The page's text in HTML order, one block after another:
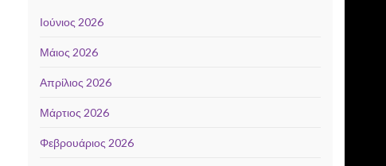
Ιούνιος 2026
Μάιος 2026
Απρίλιος 2026
Μάρτιος 2026
Φεβρουάριος 2026